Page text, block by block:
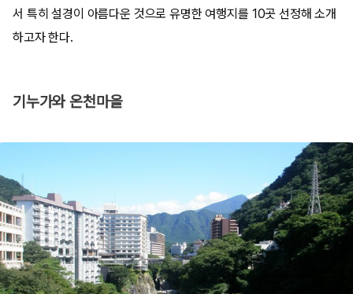
서 특히 설경이 아름다운 것으로 유명한 여행지를 10곳 선정해 소개
하고자 한다.
기누가와 온천마을